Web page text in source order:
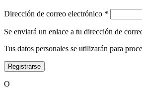
Dirección de correo electrónico *
Se enviará un enlace a tu dirección de
Tus datos personales se utilizarán para
Registrarse
O